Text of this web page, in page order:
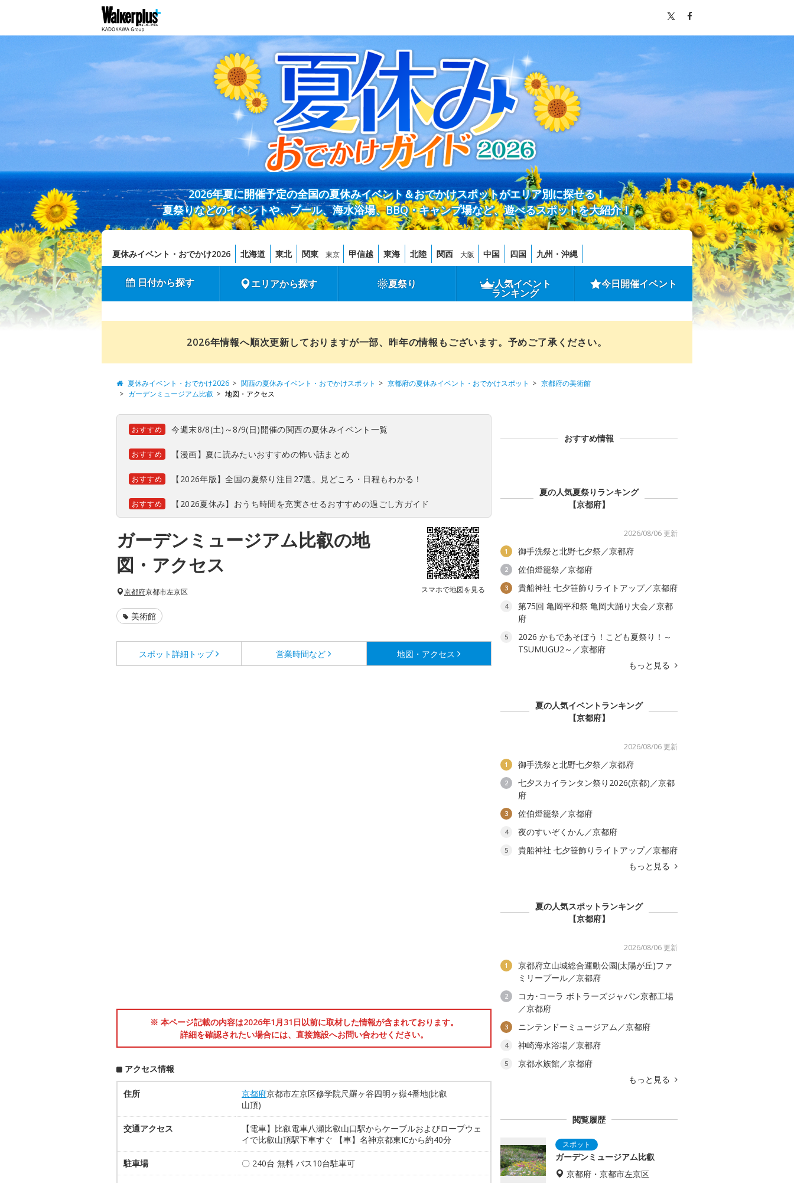
2026年夏に開催予定の全国の夏休みイベント＆おでかけスポットがエリア別に探せる！
夏祭りなどのイベントや、プール、海水浴場、BBQ・キャンプ場など、遊べるスポットを大紹介！
夏休みイベント・おでかけ2026 北海道 東北 関東 東京 甲信越 東海 北陸 関西 大阪 中国 四国 九州・沖縄
日付から探す エリアから探す 夏祭り 人気イベント
ランキング
今日開催イベント
2026年情報へ順次更新しておりますが一部、昨年の情報もございます。予めご了承ください。
夏休みイベント・おでかけ2026 関西の夏休みイベント・おでかけスポット 京都府の夏休みイベント・おでかけスポット
京都府の美術館
ガーデンミュージアム比叡
地図・アクセス
おすすめ 今週末8/8(土)～8/9(日)開催の関西の夏休みイベント一覧
おすすめ 【漫画】夏に読みたいおすすめの怖い話まとめ
おすすめ 【2026年版】全国の夏祭り注目27選。見どころ・日程もわかる！
おすすめ 【2026夏休み】おうち時間を充実させるおすすめの過ごし方ガイド
ガーデンミュージアム比叡の地
図・アクセス
スマホで地図を見る
京都府京都市左京区
美術館
スポット詳細 トップ 営業時間など 地図・アクセス
※ 本ページ記載の内容は2026年1月31日以前に取材した情報が含まれております。
詳細を確認されたい場合には、直接施設へお問い合わせください。
アクセス情報
住所 京都府京都市左京区修学院尺羅ヶ谷四明ヶ嶽4番地(比叡
山頂)
交通アクセス
【電車】比叡電車八瀬比叡山口駅からケーブルおよびロープウェ
イで比叡山頂駅下車すぐ 【車】名神京都東ICから約40分
駐車場 〇 240台 無料 バス10台駐車可
おすすめ情報
夏の人気夏祭りランキング
【京都府】
2026/08/06 更新
1 御手洗祭と北野七夕祭／京都府
2 佐伯燈籠祭／京都府
3 貴船神社 七夕笹飾りライトアップ／京都府
4
第75回 亀岡平和祭 亀岡大踊り大会／京都
府
5
2026 かもであそぼう！こども夏祭り！～
TSUMUGU2～／京都府
もっと見る
夏の人気イベントランキング
【京都府】
2026/08/06 更新
1 御手洗祭と北野七夕祭／京都府
2
七夕スカイランタン祭り2026(京都)／京都
府
3 佐伯燈籠祭／京都府
4 夜のすいぞくかん／京都府
5
貴船神社 七夕笹飾りライトアップ／京都府
もっと見る
夏の人気スポットランキング
【京都府】
2026/08/06 更新
1
京都府立山城総合運動公園(太陽が丘)ファ
ミリープール／京都府
2
コカ･コーラ ボトラーズジャパン京都工場
／京都府
3 ニンテンドーミュージアム／京都府
4 神崎海水浴場／京都府
5
京都水族館／京都府
もっと見る
閲覧履歴
ガーデンミュージアム比叡
京都府・京都市左京区